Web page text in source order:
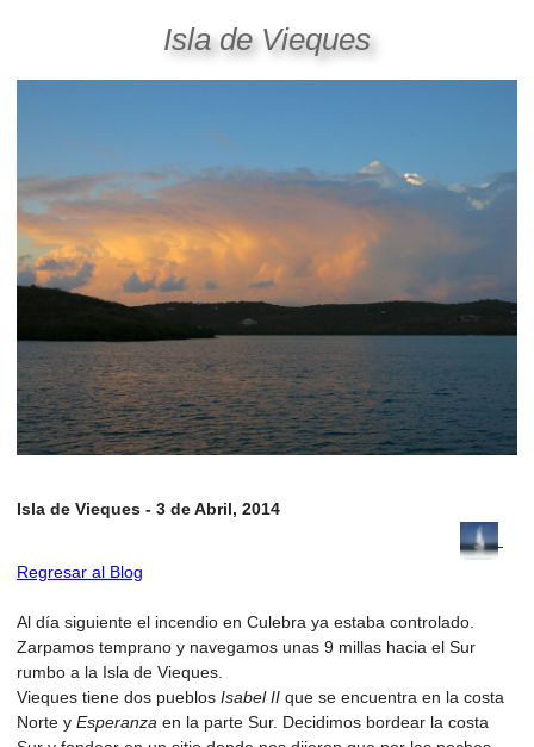
Isla de Vieques
Isla de Vieques - 3 de Abril, 2014
Regresar al Blog
Al día siguiente el incendio en Culebra ya estaba controlado.
Zarpamos temprano y navegamos unas 9 millas hacia el Sur
rumbo a la Isla de Vieques.
Vieques tiene dos pueblos Isabel IIque se encuentra en la costa
Norte y Esperanza en la parte Sur. Decidimos bordear la costa